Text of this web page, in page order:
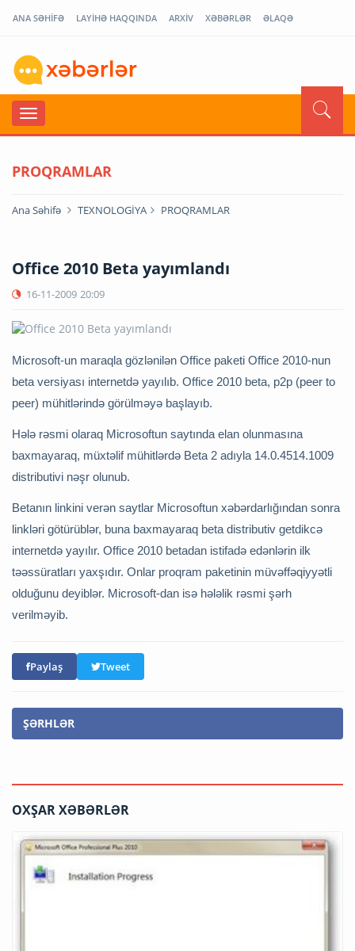
ANA SƏHİFƏ LAYİHƏ HAQQINDA ARXİV XƏBƏRLƏR ƏLAQƏ
PROQRAMLAR
Ana Səhifə TEXNOLOGİYA PROQRAMLAR
Office 2010 Beta yayımlandı
16-11-2009 20:09
Microsoft-un maraqla gözlənilən Office paketi Office 2010-nun
beta versiyası internetdə yayılıb. Office 2010 beta, p2p (peer to
peer) mühitlərində görülməyə başlayıb.
Hələ rəsmi olaraq Microsoftun saytında elan olunmasına
baxmayaraq, müxtəlif mühitlərdə Beta 2 adıyla 14.0.4514.1009
distributivi nəşr olunub.
Betanın linkini verən saytlar Microsoftun xəbərdarlığından sonra
linkləri götürüblər, buna baxmayaraq beta distributiv getdikcə
internetdə yayılır. Office 2010 betadan istifadə edənlərin ilk
təəssüratları yaxşıdır. Onlar proqram paketinin müvəffəqiyyətli
olduğunu deyiblər. Microsoft-dan isə hələlik rəsmi şərh
verilməyib.
Paylaş Tweet
ŞƏRHLƏR
OXŞAR XƏBƏRLƏR